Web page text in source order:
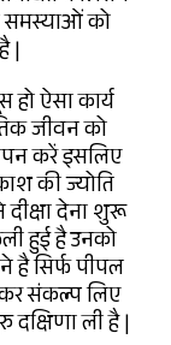
समस्याओं को
|
ऐसा कार्य
जीवन को
करें इसलिए
की ज्योति
देना शुरू
हुई है उनको
है सिर्फ पीपल
संकल्प लिए
ली है |